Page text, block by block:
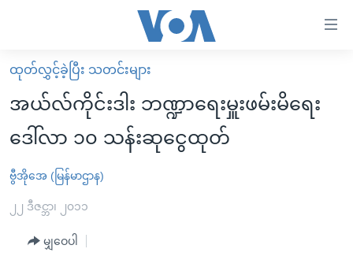
လွယ်ကူ
စေ
သည့်
များ
ပင်မ
မူလစာမျက်နှာ
မြန်မာ
ကမ္ဘာ့သတင်းများ
နိုင်ငံတကာ
အစ္စရေး-ပါလက်စတိုင်း
ဗွီဒီယို
အင်္ဂလိပ်စာလေ့လာမယ်
ထုတ်လွှင့်ခဲ့ပြီး သတင်းများ
အယ်လ်ကိုင်းဒါး ဘဏ္ဍာရေးမှူးဖမ်းမိရေး
ဒေါ်လာ ၁၀ သန်းဆုငွေထုတ်
ဗွီအိုအေ (မြန်မာဌာန)
၂၂ ဒီဇင္ဘာ၊ ၂၀၁၁
မျှဝေပါ